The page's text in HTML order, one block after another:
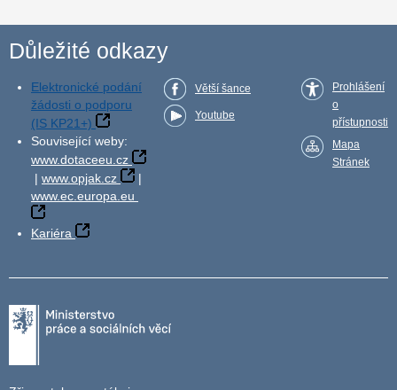
Důležité odkazy
Elektronické podání
žádosti o podporu
(IS KP21+)
Související weby:
www.dotaceeu.cz
| www.opjak.cz
|
www.ec.europa.eu
Kariéra
Větší šance
Youtube
Prohlášení
o
přístupnosti
Mapa
Stránek